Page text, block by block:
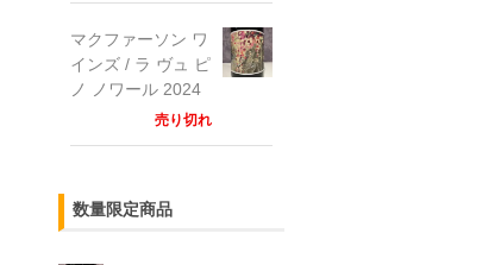
マクファーソン ワ
インズ / ラ ヴュ ピ
ノ ノワール 2024
売り切れ
数量限定商品